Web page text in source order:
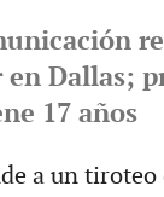
Dallas;
17 años
a un tiroteo